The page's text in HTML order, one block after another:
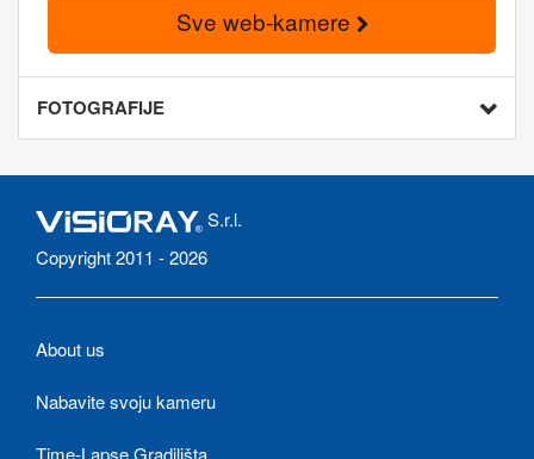
Sve web-kamere
FOTOGRAFIJE
S.r.l.
Copyright 2011 - 2026
About us
Nabavite svoju kameru